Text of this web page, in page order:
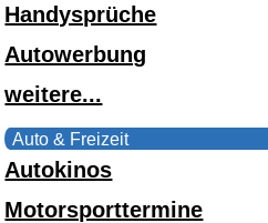
Handysprüche
Autowerbung
weitere...
Auto & Freizeit
Autokinos
Motorsporttermine